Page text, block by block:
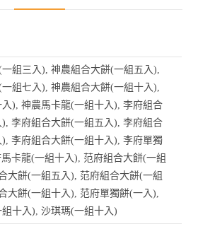
組三入), 神農組合大餅(一組五入),
組七入), 神農組合大餅(一組十入),
), 神農馬卡龍(一組十入), 李府組合
李府組合大餅(一組五入), 李府組合
李府組合大餅(一組十入), 李府單獨
卡龍(一組十入), 范府組合大餅(一組
大餅(一組五入), 范府組合大餅(一組
大餅(一組十入), 范府單獨餅(一入),
十入), 沙琪瑪(一組十入)